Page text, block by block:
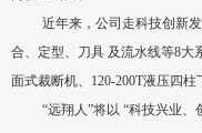
近年来，公司走科技创新
合、定型、刀具 及流水线等8大
面式裁断机、120-200T液压四
“远翔人”将以 “科技兴业